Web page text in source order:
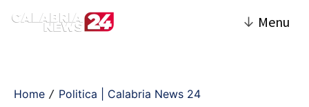
↓ Menu
Home / Politica | Calabria News 24